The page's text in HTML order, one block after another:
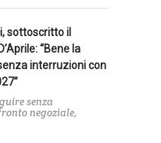
sottoscritto il
“Bene la
interruzioni con
senza
negoziale,